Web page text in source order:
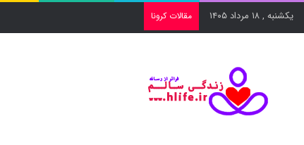
یکشنبه , ۱۸ مرداد ۱۴۰۵ مقالات کرونا